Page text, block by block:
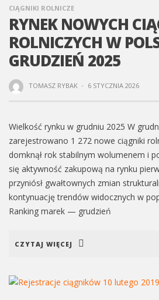
CIĄGNIKI ROLNICZE
RYNEK NOWYCH
ROLNICZYCH W
GRUDZIEŃ 2025
TOMASZ RYBAK · 6 STYCZNIA 2026
Wielkość rynku w grudniu 2025 W
zarejestrowano 1 272 nowe ciągniki
domknął rok stabilnym wolumenem i
się aktywność zakupową na rynku
przyniósł gwałtownych zmian
kontynuację trendów widocznych w
Ranking marek — grudzień
CZYTAJ WIĘCEJ